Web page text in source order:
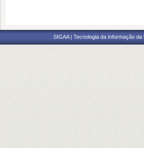
SIGAA | Tecnologia da Informação